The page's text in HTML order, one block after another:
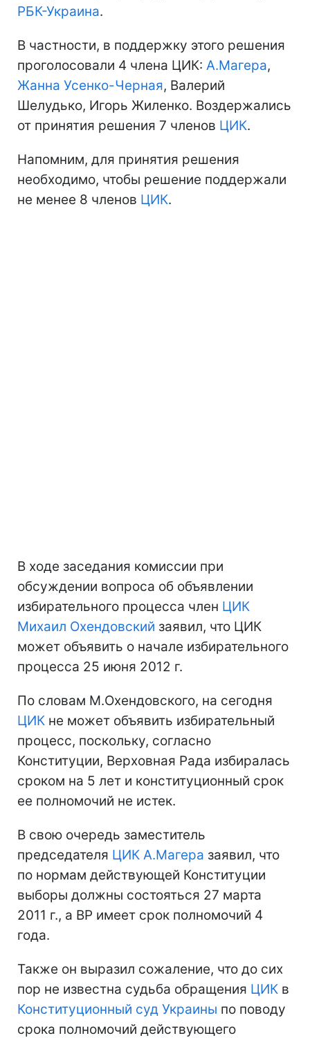
РБК-Украина.
В частности, в поддержку этого решения
проголосовали 4 члена ЦИК: А.Магера,
Жанна Усенко-Черная, Валерий
Шелудько, Игорь Жиленко. Воздержались
от принятия решения 7 членов ЦИК.
Напомним, для принятия решения
необходимо, чтобы решение поддержали
не менее 8 членов ЦИК.
В ходе заседания комиссии при
обсуждении вопроса об объявлении
избирательного процесса член ЦИК
Михаил Охендовский заявил, что ЦИК
может объявить о начале избирательного
процесса 25 июня 2012 г.
По словам М.Охендовского, на сегодня
ЦИК не может объявить избирательный
процесс, поскольку, согласно
Конституции, Верховная Рада избиралась
сроком на 5 лет и конституционный срок
ее полномочий не истек.
В свою очередь заместитель
председателя ЦИК А.Магера заявил, что
по нормам действующей Конституции
выборы должны состояться 27 марта
2011 г., а ВР имеет срок полномочий 4
года.
Также он выразил сожаление, что до сих
пор не известна судьба обращения ЦИК в
Конституционный суд Украины по поводу
срока полномочий действующего